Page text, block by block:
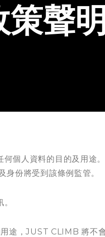
聲明
個人資料的目的及用途
份將受到該條例監管。
途，JUST CLIMB 將不